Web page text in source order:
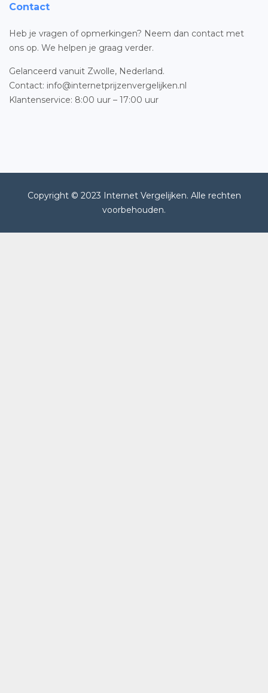
Contact
Heb je vragen of opmerkingen? Neem dan contact met
ons op. We helpen je graag verder.
Gelanceerd vanuit Zwolle, Nederland.
Contact: info@internetprijzenvergelijken.nl
Klantenservice: 8:00 uur – 17:00 uur
Copyright © 2023 Internet Vergelijken. Alle rechten
voorbehouden.